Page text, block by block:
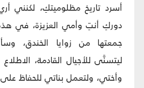
أسرد تاريخ مظلوميتكِ، لكنني
دوركِ أنتِ وأمي العزيزة، في
جمعتها من زوايا الخندق،
ليتسنَّى للأجيال القادمة،
وأختي، ولتعمل بناتي للحفاظ